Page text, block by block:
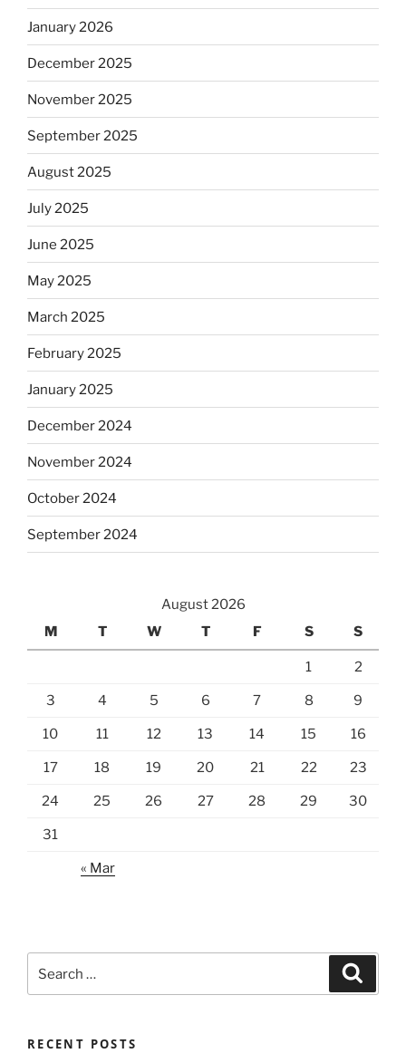
January 2026
December 2025
November 2025
September 2025
August 2025
July 2025
June 2025
May 2025
March 2025
February 2025
January 2025
December 2024
November 2024
October 2024
September 2024
August 2026
M
T W T F S S
1 2
3 4 5 6 7 8 9
10 11 12 13 14 15 16
17 18 19 20 21 22 23
24 25 26 27 28 29 30
31
« Mar
for:
RECENT POSTS